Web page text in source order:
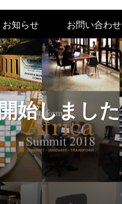
お知らせ お問い合わせ
始しました